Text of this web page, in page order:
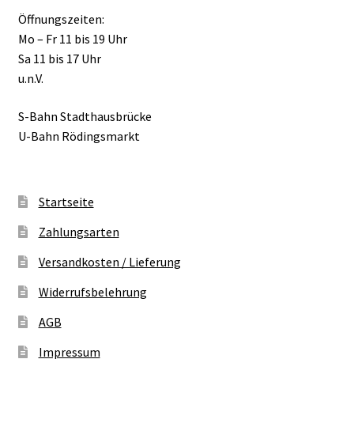
Öffnungszeiten:
Mo – Fr 11 bis 19 Uhr
Sa 11 bis 17 Uhr
u.n.V.
S-Bahn Stadthausbrücke
U-Bahn Rödingsmarkt
Startseite
Zahlungsarten
Versandkosten / Lieferung
Widerrufsbelehrung
AGB
Impressum